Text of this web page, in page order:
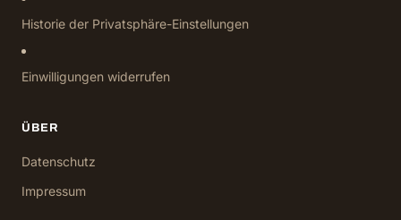
Historie der Privatsphäre-Einstellungen
Einwilligungen widerrufen
ÜBER
Datenschutz
Impressum